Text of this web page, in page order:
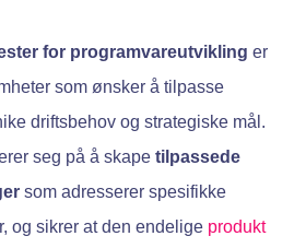
for programvareutvikling er
som ønsker å tilpasse
driftsbehov og strategiske mål.
seg på å skape tilpassede
som adresserer spesifikke
og sikrer at den endelige produkt